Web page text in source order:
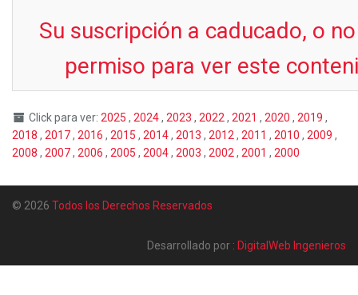
Su suscripción a caducado, o
permiso para ver este
Click para ver: 2025 , 2024, 2023 , 2022 , 2021 , 2020 , 2019 ,
2018 , 2017, 2016 , 2015 , 2014, 2013 , 2012 , 2011 , 2010 , 2009 ,
2008 , 2007, 2006 , 2005 , 2004, 2003 , 2002 , 2001 , 2000
© 2026 Todos los Derechos Reservados
Desarrollado por : DigitalWeb Ingenieros